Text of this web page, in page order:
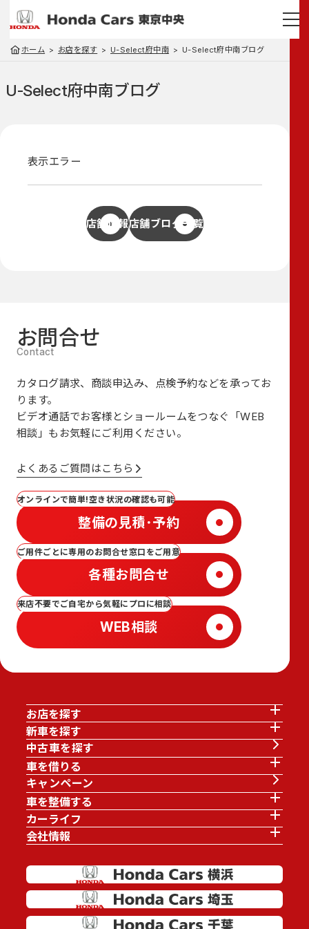
ホーム お店を探す U-Select府中南 U-Select府中南ブログ
U-Select府中南ブログ
表示エラー
店舗情報店舗ブログ一覧
お問合せ
カタログ請求、商談申込み、点検予約などを承ってお
ります。
ビデオ通話でお客様とショールームをつなぐ
「WEB
相談」も お気軽にご利用ください。
よくあるご質問はこちら
オンラインで簡単!空き状況の確認も可能
整備の見積･予約
ご用件ごとに専用のお問合せ窓口をご用意
各種お問合せ
来店不要でご自宅から気軽にプロに相談
WEB相談
お店を探す
新車を探す
中古車を探す
車を借りる
キャンペーン
車を整備する
カーライフ
会社情報